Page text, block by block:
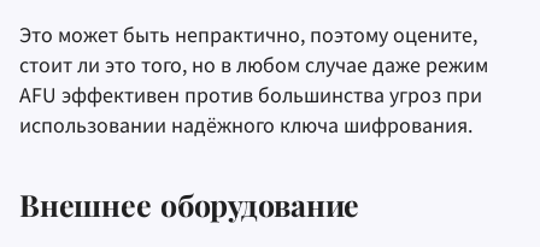
Это может быть непрактично, поэтому оцените,
стоит ли это того, но в любом случае даже режим
AFU эффективен против большинства угроз при
использовании надёжного ключа шифрования.
Внешнее оборудование